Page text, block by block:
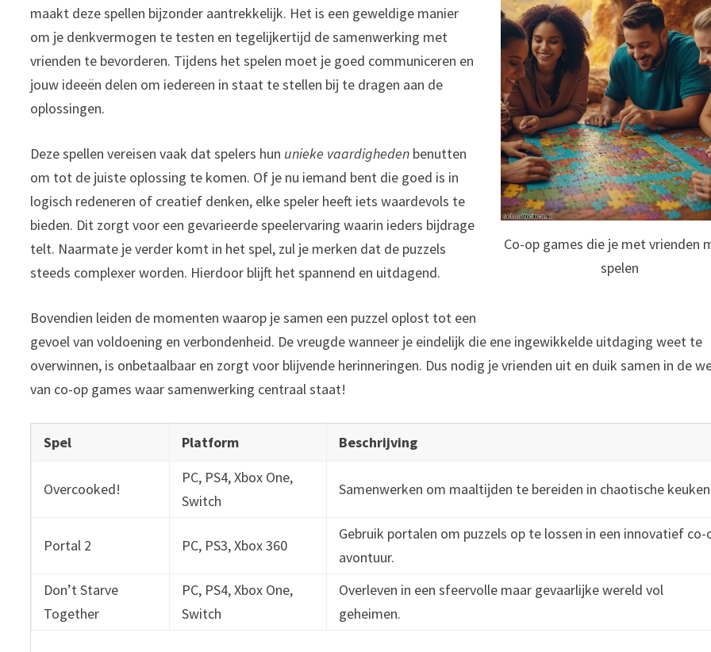
Co-op games die je met vrienden
spelen
maakt deze spellen bijzonder aantrekkelijk. Het is een geweldige manier
om je denkvermogen te testen en tegelijkertijd de samenwerking met
vrienden te bevorderen. Tijdens het spelen moet je goed communiceren en
jouw ideeën delen om iedereen in staat te stellen bij te dragen aan de
oplossingen.
Deze spellen vereisen vaak dat spelers hun unieke vaardigheden benutten
om tot de juiste oplossing te komen. Of je nu iemand bent die goed is in
logisch redeneren of creatief denken, elke speler heeft iets waardevols te
bieden. Dit zorgt voor een gevarieerde speelervaring waarin ieders bijdrage
telt. Naarmate je verder komt in het spel, zul je merken dat de puzzels
steeds complexer worden. Hierdoor blijft het spannend en uitdagend.
Bovendien leiden de momenten waarop je samen een puzzel oplost tot een
gevoel van voldoening en verbondenheid. De vreugde wanneer je eindelijk die ene ingewikkelde uitdaging weet te
overwinnen, is onbetaalbaar en zorgt voor blijvende herinneringen. Dus nodig je vrienden uit en duik samen in de
van co-op games waar samenwerking centraal staat!
Spel Platform Beschrijving
Overcooked!
PC, PS4, Xbox One,
Switch
Samenwerken om maaltijden te bereiden in chaotische
Portal 2 PC, PS3, Xbox 360
Gebruik portalen om puzzels op te lossen in een innovatief co-
avontuur.
Don’t Starve
Together
PC, PS4, Xbox One,
Switch
Overleven in een sfeervolle maar gevaarlijke wereld vol
geheimen.